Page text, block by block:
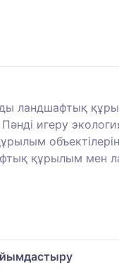
ландшафтық
Пәнді игеру
құрылым мен